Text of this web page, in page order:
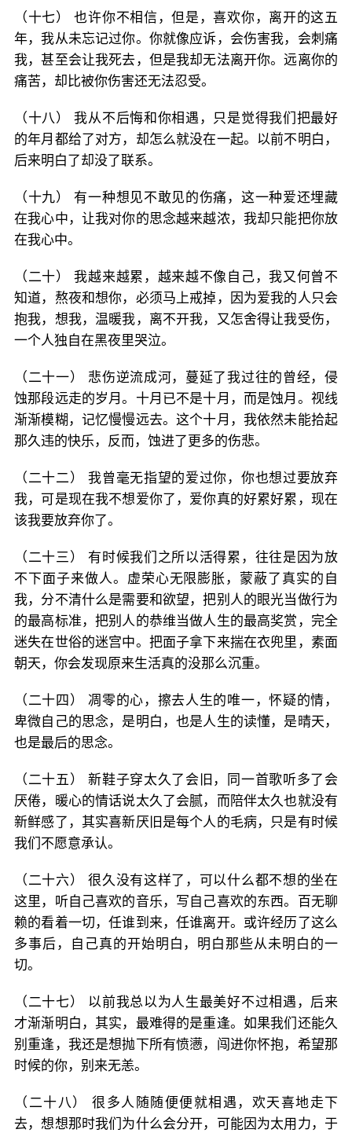
（十七） 也许你不相信，但是，喜欢你，离开的这五
年，我从未忘记过你。你就像应诉，会伤害我，会刺痛
我，甚至会让我死去，但是我却无法离开你。远离你的
痛苦，却比被你伤害还无法忍受。
（十八） 我从不后悔和你相遇，只是觉得我们把最好
的年月都给了对方，却怎么就没在一起。以前不明白，
后来明白了却没了联系。
（十九） 有一种想见不敢见的伤痛，这一种爱还埋藏
在我心中，让我对你的思念越来越浓，我却只能把你放
在我心中。
（二十） 我越来越累，越来越不像自己，我又何曾不
知道，熬夜和想你，必须马上戒掉，因为爱我的人只会
抱我，想我，温暖我，离不开我，又怎舍得让我受伤，
一个人独自在黑夜里哭泣。
（二十一） 悲伤逆流成河，蔓延了我过往的曾经，侵
蚀那段远走的岁月。十月已不是十月，而是蚀月。视线
渐渐模糊，记忆慢慢远去。这个十月，我依然未能拾起
那久违的快乐，反而，蚀进了更多的伤悲。
（二十二） 我曾毫无指望的爱过你，你也想过要放弃
我，可是现在我不想爱你了，爱你真的好累好累，现在
该我要放弃你了。
（二十三） 有时候我们之所以活得累，往往是因为放
不下面子来做人。虚荣心无限膨胀，蒙蔽了真实的自
我，分不清什么是需要和欲望，把别人的眼光当做行为
的最高标准，把别人的恭维当做人生的最高奖赏，完全
迷失在世俗的迷宫中。把面子拿下来揣在衣兜里，素面
朝天，你会发现原来生活真的没那么沉重。
（二十四） 凋零的心，擦去人生的唯一，怀疑的情，
卑微自己的思念，是明白，也是人生的读懂，是晴天，
也是最后的思念。
（二十五） 新鞋子穿太久了会旧，同一首歌听多了会
厌倦，暖心的情话说太久了会腻，而陪伴太久也就没有
新鲜感了，其实喜新厌旧是每个人的毛病，只是有时候
我们不愿意承认。
（二十六） 很久没有这样了，可以什么都不想的坐在
这里，听自己喜欢的音乐，写自己喜欢的东西。百无聊
赖的看着一切，任谁到来，任谁离开。或许经历了这么
多事后，自己真的开始明白，明白那些从未明白的一
切。
（二十七） 以前我总以为人生最美好不过相遇，后来
才渐渐明白，其实，最难得的是重逢。如果我们还能久
别重逢，我还是想抛下所有愤懑，闯进你怀抱，希望那
时候的你，别来无恙。
（二十八） 很多人随随便便就相遇，欢天喜地走下
去，想想那时我们为什么会分开，可能因为太用力，于